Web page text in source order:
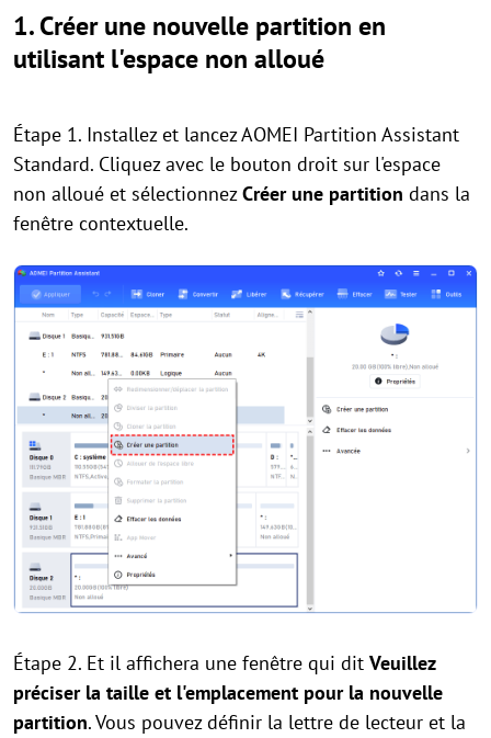
1. Créer une nouvelle partition en
utilisant l'espace non alloué
Étape 1. Installez et lancez AOMEI Partition Assistant
Standard. Cliquez avec le bouton droit sur l'espace
non alloué et sélectionnezCréer une partition dans la
fenêtre contextuelle.
Étape 2. Et il affichera une fenêtre qui dit Veuillez
préciser la taille et l'emplacement pour la nouvelle
partition. Vous pouvez définir la lettre de lecteur et la